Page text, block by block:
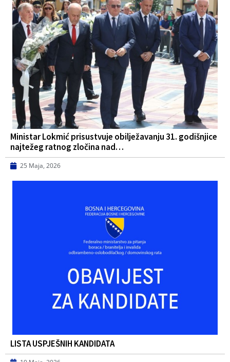
Ministar Lokmić prisustvuje obilježavanju 31. godišnjice
najtežeg ratnog zločina nad…
25 Maja, 2026
LISTA USPJEŠNIH KANDIDATA